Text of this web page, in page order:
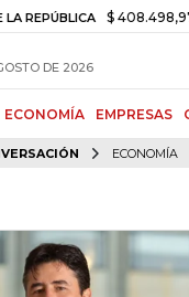
$ 408.498,97 +$
DE 2026
ECONOMÍA EMPRESAS
ECONOMÍA